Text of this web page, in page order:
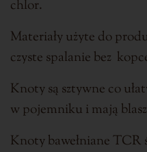
chlor.
Materiały użyte do
czyste spalanie bez
Knoty są sztywne co
w pojemniku i mają
Knoty bawełniane TCR